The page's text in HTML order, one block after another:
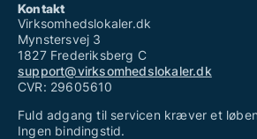
Kontakt
Virksomhedslokaler.dk
Mynstersvej 3
1827 Frederiksberg C
support@virksomhedslokaler.dk
CVR: 29605610
Fuld adgang til servicen kræver et
Ingen bindingstid.